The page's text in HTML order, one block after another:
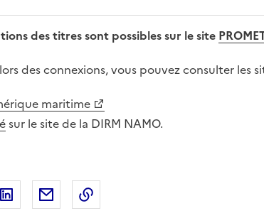
des titres sont possibles sur le site
des connexions, vous pouvez consulter les
maritime
sur le site de la DIRM NAMO.
Facebook
sur X
Partager sur LinkedIn
Partager par email